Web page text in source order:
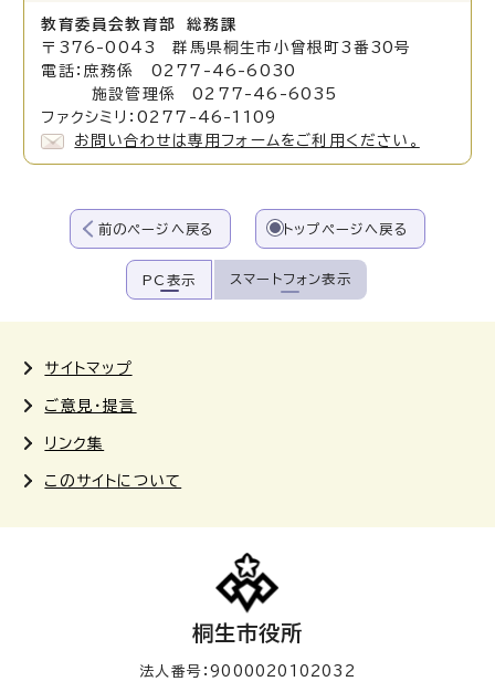
教育委員会教育部 総務課
〒376-0043 群馬県桐生市小曾根町3番30号
電話：庶務係 0277-46-6030
施設管理係 0277-46-6035
ファクシミリ：0277-46-1109
お問い合わせは専用フォームをご利用ください。
前のページへ戻る トップページへ戻る
PC表示 スマートフォン表示
サイトマップ
ご意見・提言
リンク集
このサイトについて
桐生市役所
法人番号：9000020102032